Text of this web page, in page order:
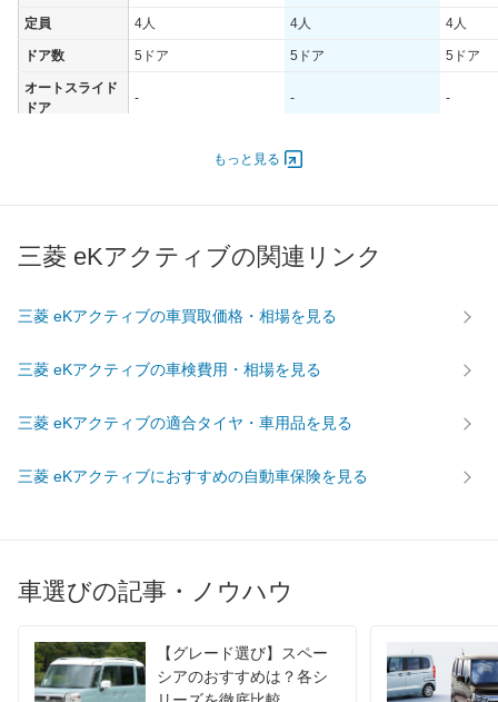
定員 4人 4人 4人
ドア数 5ドア 5ドア 5ドア
オートスライド
ドア
- - -
37.00 [50]/ 6,500 37.00 [50]/ 6,500
タイヤ
後輪サイズ 165/60R14 165/60R14 165/
WLTC/市街地 - -
WLTC/高速道路 - -
60km定地 -
もっと見る
三菱 eKアクティブの関連リンク
三菱 eKアクティブの車買取価格・相場を見る
三菱 eKアクティブの車検費用・相場を見る
三菱 eKアクティブの適合タイヤ・車用品を見る
三菱 eKアクティブにおすすめの自動車保険を見る
車選びの記事・ノウハウ
【グレード選び】スペー
シアのおすすめは？各シ